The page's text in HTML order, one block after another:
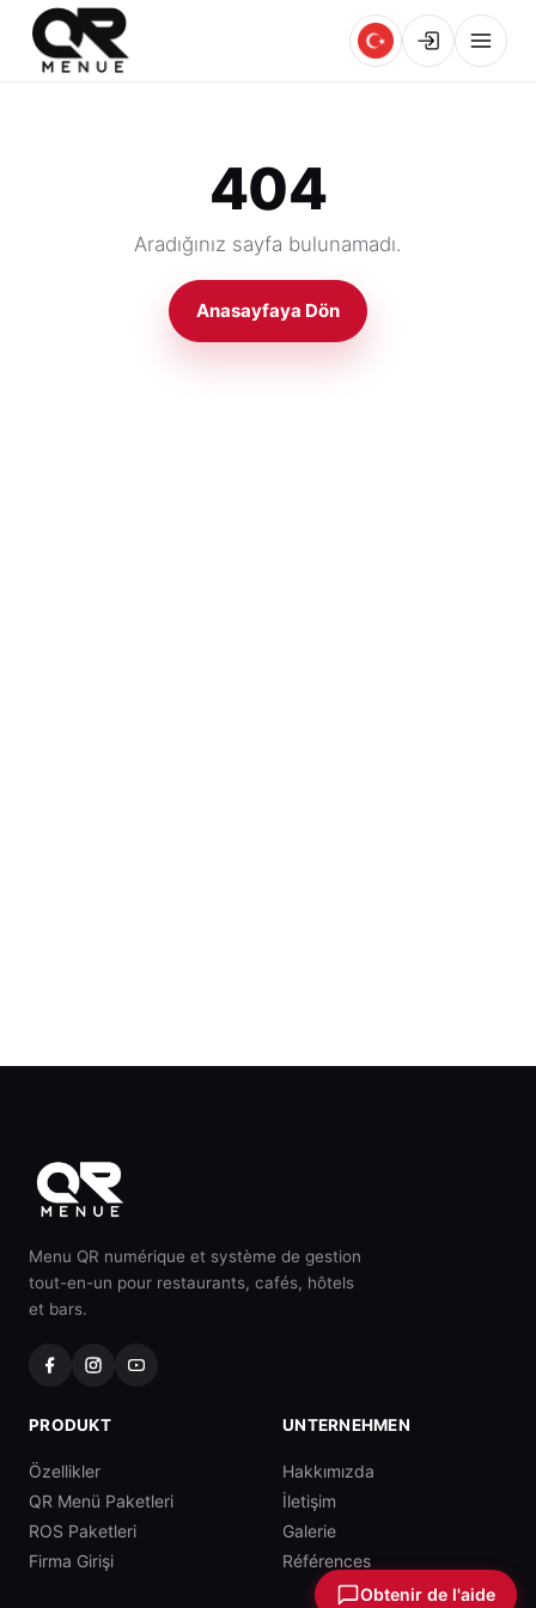
404
Aradığınız sayfa bulunamadı.
Anasayfaya Dön
Menu QR numérique et système de gestion
tout-en-un pour restaurants, cafés, hôtels
et bars.
PRODUKT
Özellikler
QR Menü Paketleri
ROS Paketleri
Firma Girişi
UNTERNEHMEN
Hakkımızda
İletişim
Galerie
Références
Obtenir de l'aide